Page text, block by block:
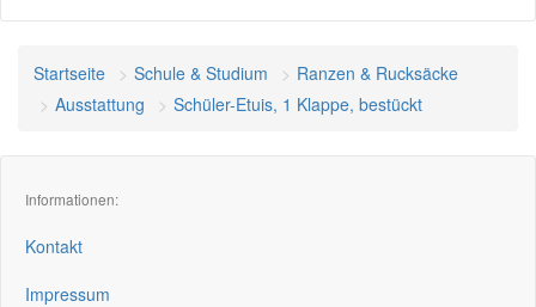
Startseite Schule & Studium
Ranzen & Rucksäcke
Ausstattung
Schüler-Etuis, 1 Klappe, bestückt
Informationen:
Kontakt
Impressum